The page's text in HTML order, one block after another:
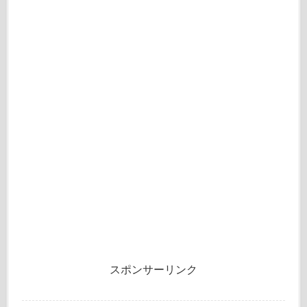
スポンサーリンク